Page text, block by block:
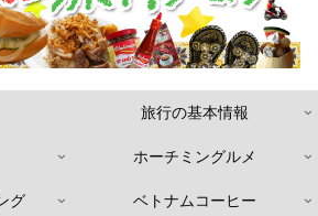
旅行の基本情報
ホーチミングルメ
グ ベトナムコーヒー